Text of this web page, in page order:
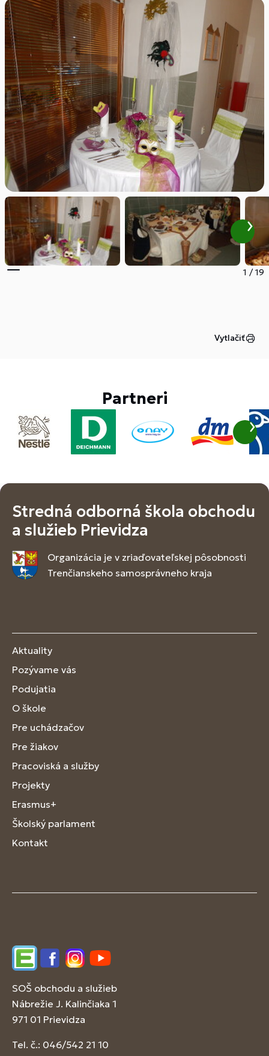
1 /19
Vytlačiť
Partneri
Stredná odborná škola obchodu
a služieb Prievidza
Organizácia je v zriaďovateľskej pôsobnosti
Trenčianskeho samosprávneho kraja
Aktuality
Pozývame vás
Podujatia
O škole
Pre uchádzačov
Pre žiakov
Pracoviská a služby
Projekty
Erasmus+
Školský parlament
Kontakt
EdupageFacebookInstagram
YouTube
SOŠ obchodu a služieb
Nábrežie J. Kalinčiaka 1
971 01 Prievidza
Tel. č.: 046/542 21 10